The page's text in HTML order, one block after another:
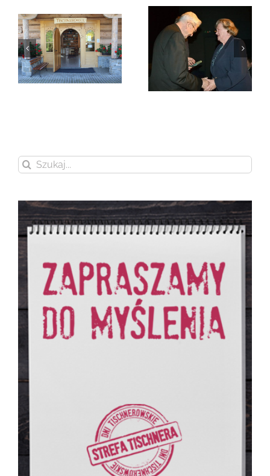
Zmarła Genowefa
Sikora
Zmarła Wanda
Czubernatowa
Szukaj